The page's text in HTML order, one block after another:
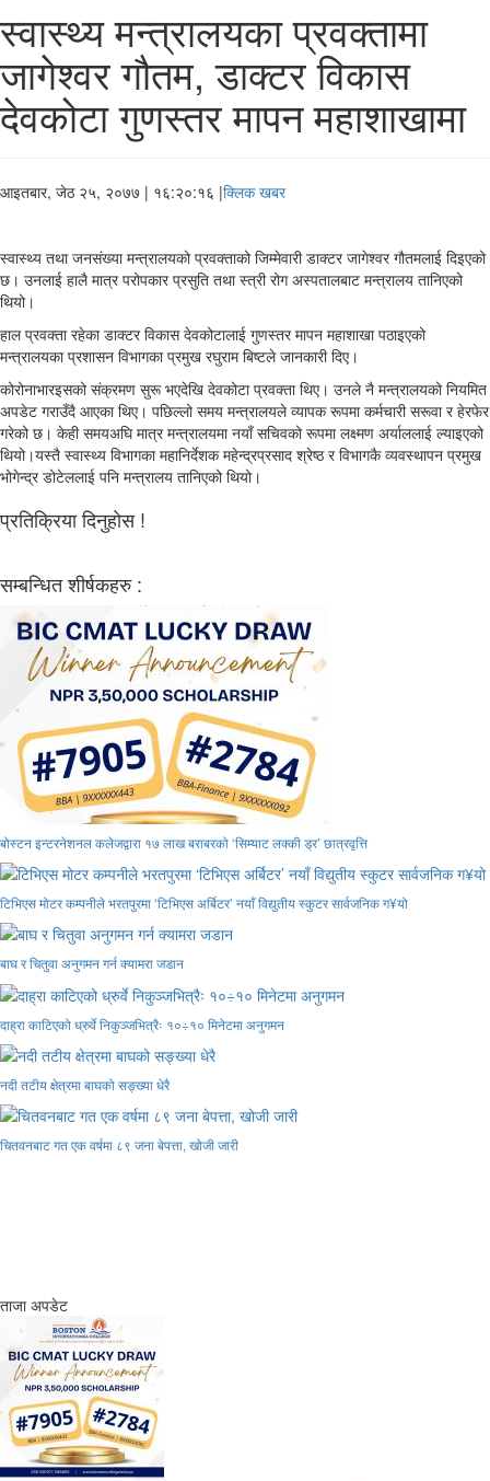
स्वास्थ्य मन्त्रालयका प्रवक्तामा
जागेश्वर गौतम, डाक्टर विकास
देवकोटा गुणस्तर मापन महाशाखामा
आइतबार, जेठ २५, २०७७ | १६:२०:१६ |क्लिक खबर
स्वास्थ्य तथा जनसंख्या मन्त्रालयको प्रवक्ताको जिम्मेवारी डाक्टर जागेश्वर गौतमलाई दिइएको
छ। उनलाई हालै मात्र परोपकार प्रसुति तथा स्त्री रोग अस्पतालबाट मन्त्रालय तानिएको
थियो।
हाल प्रवक्ता रहेका डाक्टर विकास देवकोटालाई गुणस्तर मापन महाशाखा पठाइएको
मन्त्रालयका प्रशासन विभागका प्रमुख रघुराम बिष्टले जानकारी दिए।
कोरोनाभारइसको संक्रमण सुरू भएदेखि देवकोटा प्रवक्ता थिए। उनले नै मन्त्रालयको नियमित
अपडेट गराउँदै आएका थिए। पछिल्लो समय मन्त्रालयले व्यापक रूपमा कर्मचारी सरूवा र हेरफेर
गरेको छ। केही समयअघि मात्र मन्त्रालयमा नयाँ सचिवको रूपमा लक्ष्मण अर्याललाई ल्याइएको
थियो।यस्तै स्वास्थ्य विभागका महानिर्देशक महेन्द्रप्रसाद श्रेष्ठ र विभागकै व्यवस्थापन प्रमुख
भोगेन्द्र डोटेललाई पनि मन्त्रालय तानिएको थियो।
प्रतिक्रिया दिनुहोस !
सम्बन्धित शीर्षकहरु :
बोस्टन इन्टरनेशनल कलेजद्वारा १७ लाख बराबरको ‘सिम्याट लक्की ड्र’ छात्रवृत्ति
टिभिएस मोटर कम्पनीले भरतपुरमा ‘टिभिएस अर्बिटर’ नयाँ विद्युतीय स्कुटर सार्वजनिक ग¥यो
बाघ र चितुवा अनुगमन गर्न क्यामरा जडान
दाह्रा काटिएको ध्रुर्वे निकुञ्जभित्रैः १०÷१० मिनेटमा अनुगमन
नदी तटीय क्षेत्रमा बाघको सङ्ख्या धेरै
चितवनबाट गत एक वर्षमा ८९ जना बेपत्ता, खोजी जारी
ताजा अपडेट